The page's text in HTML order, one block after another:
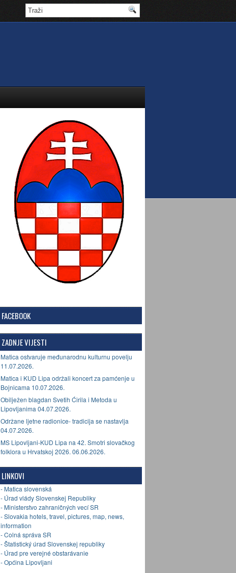
FACEBOOK
ZADNJE VIJESTI
Matica ostvaruje međunarodnu kulturnu povelju
11.07.2026.
Matica i KUD Lipa održali koncert za pamćenje u
Bojnicama 10.07.2026.
Obilježen blagdan Svetih Ćirila i Metoda u
Lipovljanima 04.07.2026.
Održane ljetne radionice- tradicija se nastavlja
04.07.2026.
MS Lipovljani-KUD Lipa na 42. Smotri slovačkog
folklora u Hrvatskoj 2026. 06.06.2026.
LINKOVI
- Matica slovenská
- Úrad vlády Slovenskej Republiky
- Ministerstvo zahraničných vecí SR
- Slovakia hotels, travel, pictures, map, news,
information
- Colná správa SR
- Štatistický úrad Slovenskej republiky
- Úrad pre verejné obstarávanie
- Općina Lipovljani